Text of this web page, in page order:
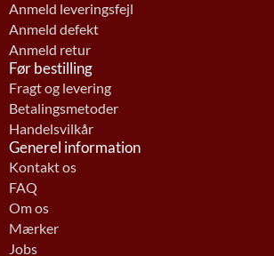
Anmeld leveringsfejl
Anmeld defekt
Anmeld retur
Før bestilling
Fragt og levering
Betalingsmetoder
Handelsvilkår
Generel information
Kontakt os
FAQ
Om os
Mærker
Jobs